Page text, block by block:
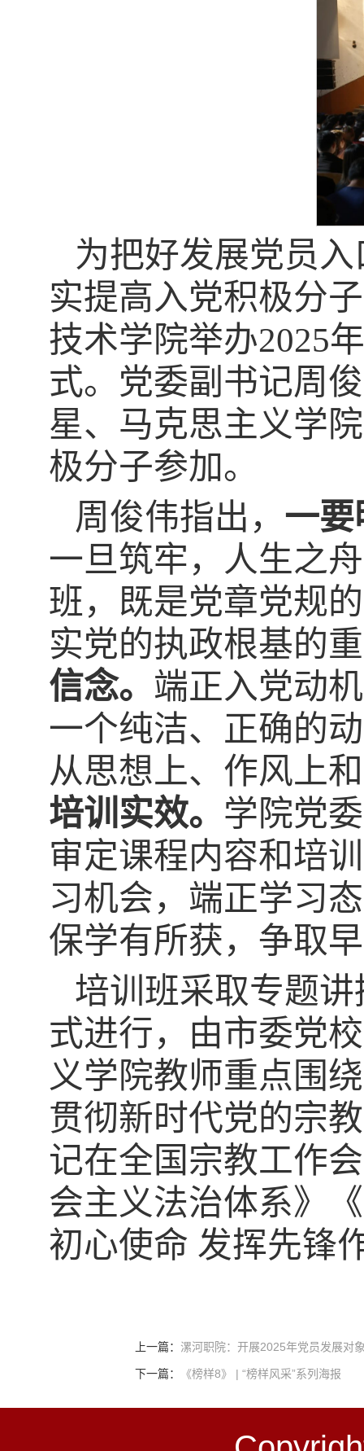
为把好发展党员
实提高入党积极分
技术学院举办2025
式。党委副书记周
星、马克思主义学
极分子参加。
周俊伟指出， 一要
一旦筑牢，人生之
班，既是党章党规
实党的执政根基的
信念。 端正入党动
一个纯洁、正确的
从思想上、作风上
培训实效。 学院党
审定课程内容和培
习机会，端正学习
保学有所获，争取
培训班采取专题
式进行，由市委党
义学院教师重点围
贯彻新时代党的宗
记在全国宗教工作
会主义法治体系》
初心使命 发挥先锋
上一篇： 漯河职院：开展2025年党员发展对
下一篇： 《榜样8》 | “榜样风采”系列海报